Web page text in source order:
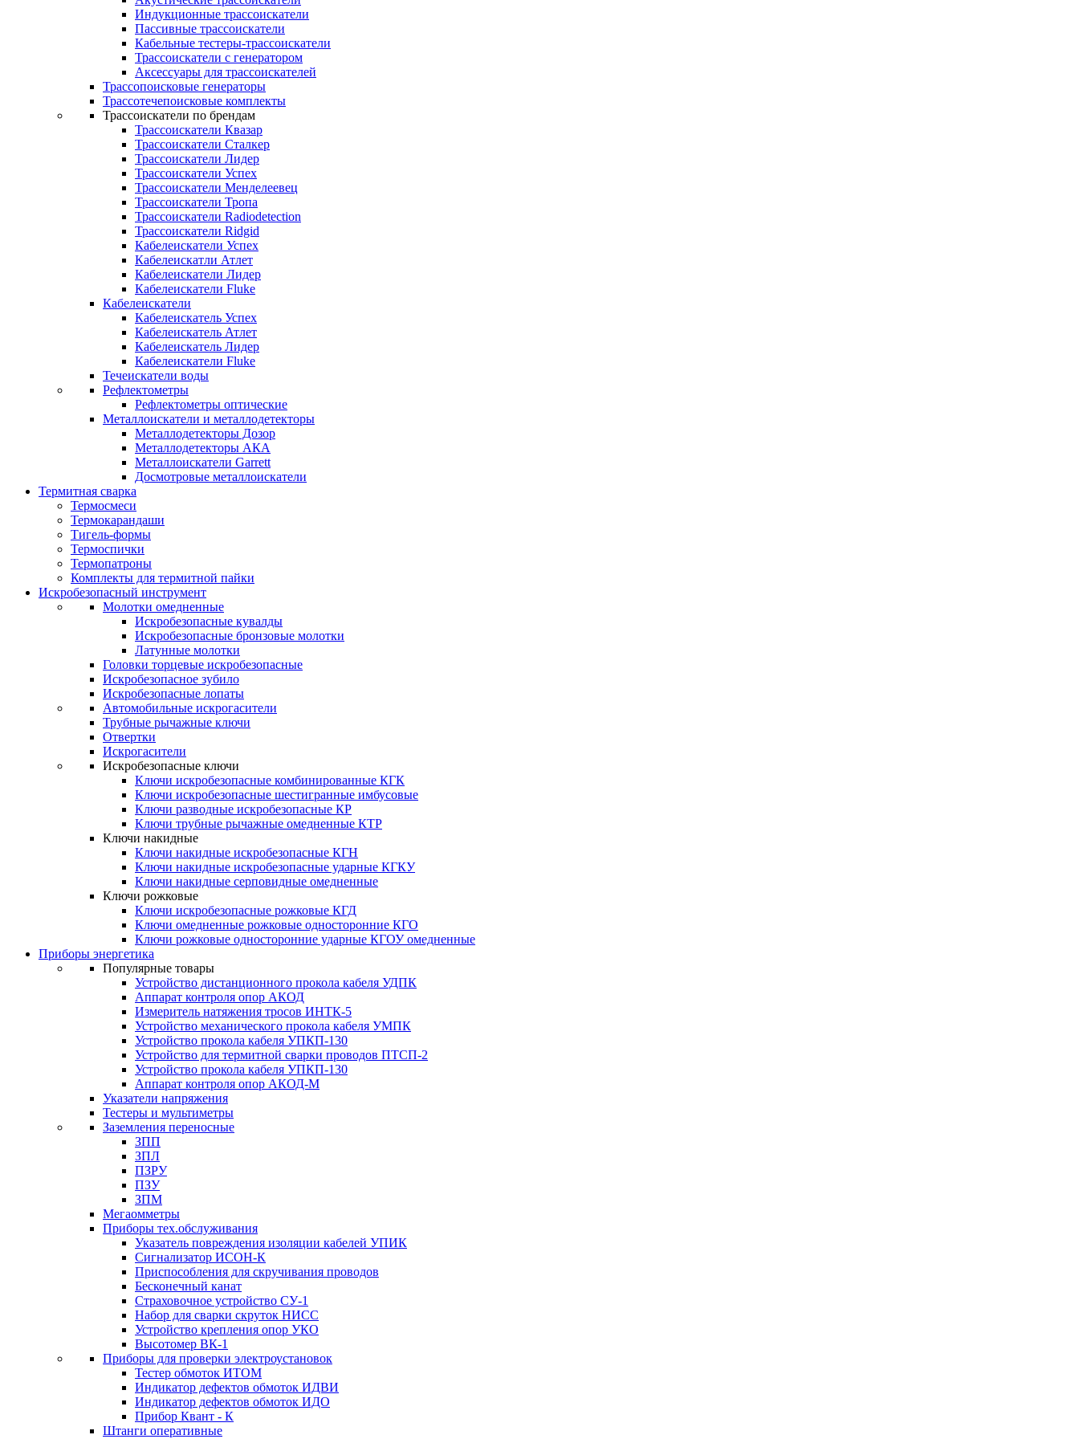
Индукционные трассоискатели
Пассивные трассоискатели
Кабельные тестеры-трассоискатели
Трассоискатели с генератором
Аксессуары для трассоискателей
Трассопоисковые генераторы
Трассотечепоисковые комплекты
Трассоискатели по брендам
Трассоискатели Квазар
Трассоискатели Сталкер
Трассоискатели Лидер
Трассоискатели Успех
Трассоискатели Менделеевец
Трассоискатели Тропа
Трассоискатели Radiodetection
Трассоискатели Ridgid
Кабелеискатели Успех
Кабелеискатли Атлет
Кабелеискатели Лидер
Кабелеискатели Fluke
Кабелеискатели
Кабелеискатель Успех
Кабелеискатель Атлет
Кабелеискатель Лидер
Кабелеискатели Fluke
Течеискатели воды
Рефлектометры
Рефлектометры оптические
Металлоискатели и металлодетекторы
Металлодетекторы Дозор
Металлодетекторы АКА
Металлоискатели Garrett
Досмотровые металлоискатели
Термитная сварка
Термосмеси
Термокарандаши
Тигель-формы
Термоспички
Термопатроны
Комплекты для термитной пайки
Искробезопасный инструмент
Молотки омедненные
Искробезопасные кувалды
Искробезопасные бронзовые молотки
Латунные молотки
Головки торцевые искробезопасные
Искробезопасное зубило
Искробезопасные лопаты
Автомобильные искрогасители
Трубные рычажные ключи
Отвертки
Искрогасители
Искробезопасные ключи
Ключи искробезопасные комбинированные КГК
Ключи искробезопасные шестигранные имбусовые
Ключи разводные искробезопасные КР
Ключи трубные рычажные омедненные КТР
Ключи накидные
Ключи накидные искробезопасные КГН
Ключи накидные искробезопасные ударные КГКУ
Ключи накидные серповидные омедненные
Ключи рожковые
Ключи искробезопасные рожковые КГД
Ключи омедненные рожковые односторонние КГО
Ключи рожковые односторонние ударные КГОУ омедненные
Приборы энергетика
Популярные товары
Устройство дистанционного прокола кабеля УДПК
Аппарат контроля опор АКОД
Измеритель натяжения тросов ИНТК-5
Устройство механического прокола кабеля УМПК
Устройство прокола кабеля УПКП-130
Устройство для термитной сварки проводов ПТСП-2
Устройство прокола кабеля УПКП-130
Аппарат контроля опор АКОД-М
Указатели напряжения
Тестеры и мультиметры
Заземления переносные
ЗПП
ЗПЛ
ПЗРУ
ПЗУ
ЗПМ
Мегаомметры
Приборы тех.обслуживания
Указатель повреждения изоляции кабелей УПИК
Сигнализатор ИСОН-К
Приспособления для скручивания проводов
Бесконечный канат
Страховочное устройство СУ-1
Набор для сварки скруток НИСС
Устройство крепления опор УКО
Высотомер ВК-1
Приборы для проверки электроустановок
Тестер обмоток ИТОМ
Индикатор дефектов обмоток ИДВИ
Индикатор дефектов обмоток ИДО
Прибор Квант - К
Штанги оперативные